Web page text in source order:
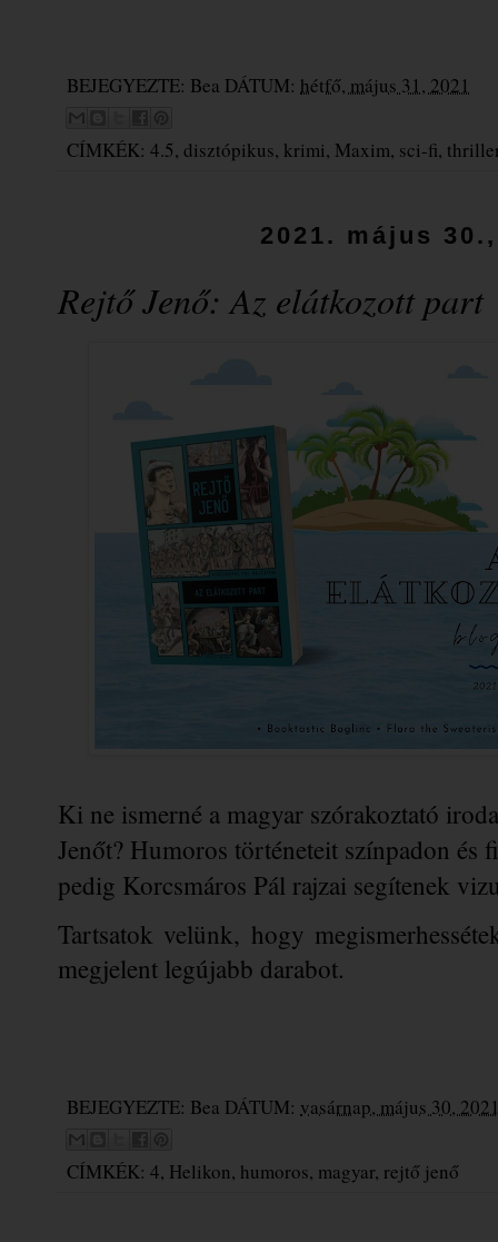
BEJEGYEZTE: Bea DÁTUM: hétfő, május 31, 2021
CÍMKÉK: 4.5, disztópikus, krimi, Maxim, sci-fi,
2021. május
Rejtő Jenő: Az ​elátkozott part
Ki ne ismerné a magyar szórakoztató
Jenőt? Humoros történeteit színpadon
pedig Korcsmáros Pál rajzai segítenek
Tartsatok velünk, hogy
megjelent legújabb darabot.
BEJEGYEZTE: Bea DÁTUM: vasárnap, május 30,
CÍMKÉK: 4, Helikon, humoros, magyar, rejtő jenő